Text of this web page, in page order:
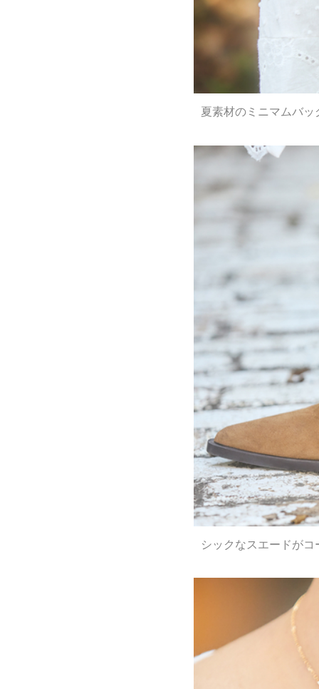
夏素材のミニマムバ
シックなスエードが